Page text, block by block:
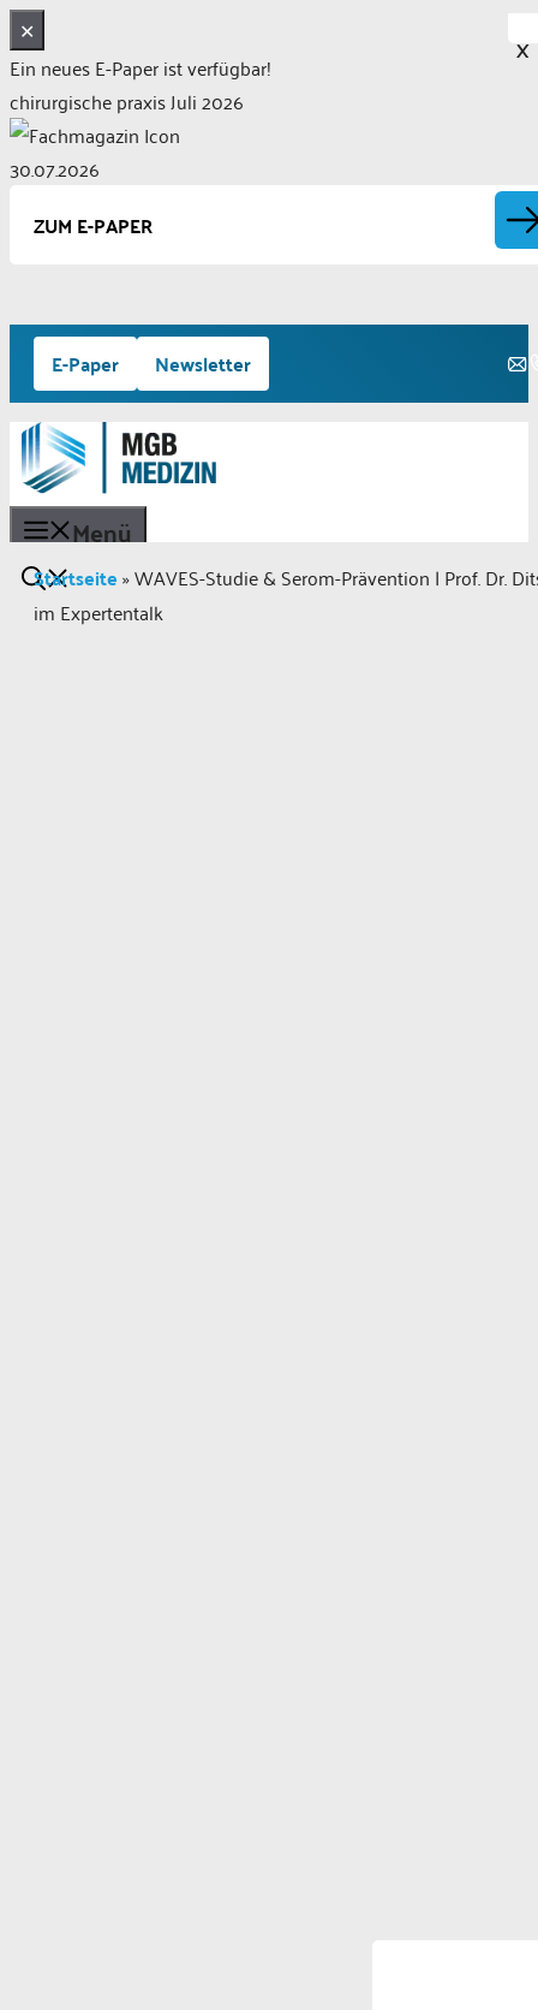
✕
Ein neues E-Paper ist verfügbar!
chirurgische praxis Juli 2026
30.07.2026
ZUM E-PAPER
Zum
Inhalt
springen
E-Paper Newsletter
Menü
Startseite»WAVES-Studie & Serom-Prävention | Prof. Dr.
im Expertentalk
X